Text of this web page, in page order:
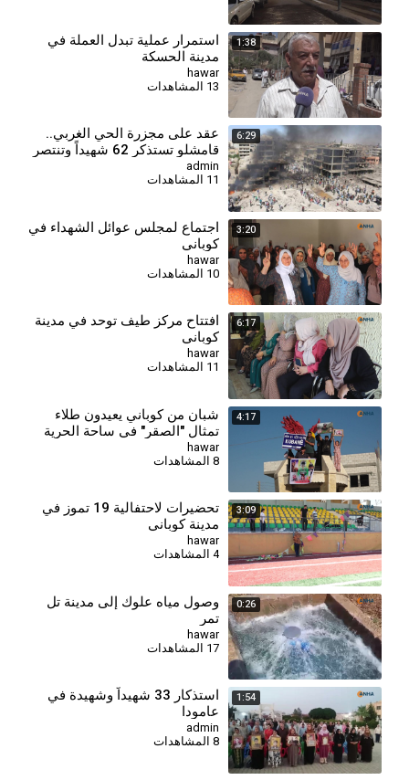
1:38
استمرار عملية تبدل العملة في
مدينة الحسكة
hawar
13 المشاهدات
6:29
⁣عقد على مجزرة الحي الغربي..
قامشلو تستذكر 62 شهيداً وتنتصر
بالإعمار
admin
11 المشاهدات
3:20
اجتماع لمجلس عوائل الشهداء في
كوباني
hawar
10 المشاهدات
6:17
افتتاح مركز طيف توحد في مدينة
كوباني
hawar
11 المشاهدات
4:17
شبان من كوباني يعيدون طلاء
تمثال "الصقر" في ساحة الحرية
بألوان العلم الكردي
hawar
3:09
تحضيرات لاحتفالية 19 تموز في
مدينة كوباني
hawar
4 المشاهدات
0:26
وصول مياه علوك إلى مدينة تل
تمر
hawar
17 المشاهدات
1:54
استذكار 33 شهيداً وشهيدة في
عامودا
admin
8 المشاهدات